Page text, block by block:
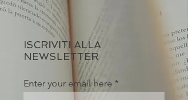
ISCRIVITI ALLA
NEWSLETTER
Enter your email here